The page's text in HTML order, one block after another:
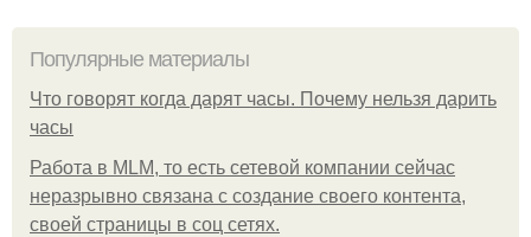
Популярные материалы
Что говорят когда дарят часы. Почему нельзя дарить
часы
Работа в MLM, то есть сетевой компании сейчас
неразрывно связана с создание своего контента,
своей страницы в соц сетях.